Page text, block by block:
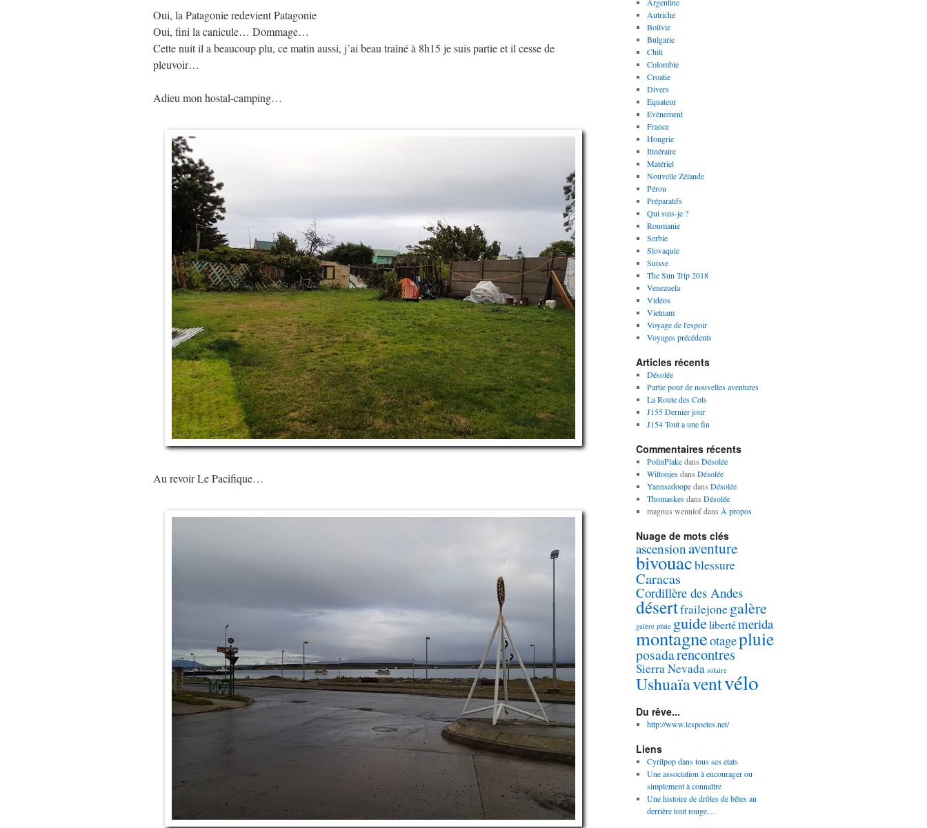
Oui, la Patagonie redevient Patagonie
Oui, fini la canicule… Dommage…
Cette nuit il a beaucoup plu, ce matin aussi, j’ai beau traîné à 8h15 je suis partie et il cesse de
pleuvoir…
Adieu mon hostal-camping…
Au revoir Le Pacifique…
Autriche
Bolivie
Bulgarie
Chili
Colombie
Croatie
Divers
Equateur
Evènement
France
Hongrie
Itinéraire
Matériel
Nouvelle Zélande
Pérou
Préparatifs
Qui suis-je ?
Roumanie
Serbie
Slovaquie
Suisse
The Sun Trip 2018
Venezuela
Vidéos
Vietnam
Voyage de l'espoir
Voyages précédents
Articles récents
Désolée
Partie pour de nouvelles aventures
La Route des Cols
J155 Dernier jour
J154 Tout a une fin
Commentaires récents
PolinPlakedans Désolée
Wiltonjesdans Désolée
Yannsedoopedans Désolée
Thomaskesdans Désolée
magnus wennlofdans À propos
Nuage de mots clés
ascensionaventure
bivouacblessure
Caracas
Cordillère des Andes
désertfrailejonegalère
galère pluie guidelibertémerida
montagneotagepluie
posadarencontres
Sierra Nevada solaire
Ushuaïaventvélo
Du rêve...
http://www.lespoetes.net/
Liens
Cyrilpop dans tous ses etats
Une association à encourager ou
simplement à connaître
Une histoire de drôles de bêtes au
derrière tout rouge…